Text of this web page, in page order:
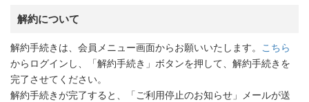
解約について
解約手続きは、会員メニュー画面からお願いいたします。
こちら
からログインし、「解約手続き」ボタンを押して、解約手続きを
完了させてください。
解約手続きが完了すると、「ご利用停止のお知らせ」メールが送